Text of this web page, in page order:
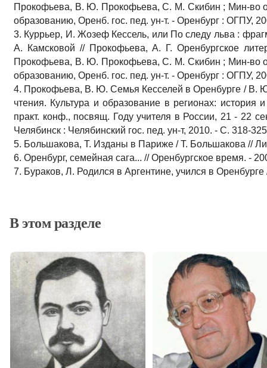
Прокофьева, В. Ю. Прокофьева, С. М. Скибин ; Мин-во
образованию, Оренб. гос. пед. ун-т. - Оренбург : ОГПУ,
3. Куррьер, И. Жозеф Кессель, или По следу льва :
А. Камсковой // Прокофьева, А. Г. Оренбургское
Прокофьева, В. Ю. Прокофьева, С. М. Скибин ; Мин-во
образованию, Оренб. гос. пед. ун-т. - Оренбург : ОГПУ,
4. Прокофьева, В. Ю. Семья Кесселей в Оренбурге / В.
чтения. Культура и образование в регионах:
практ. конф., посвящ. Году учителя в России, 21 - 22
Челябинск : Челябинский гос. пед. ун-т, 2010. - С. 318-
5. Большакова, Т. Изданы в Париже / Т. Большакова //
6. Оренбург, семейная сага... // Оренбургское время. -
7. Бураков, Л. Родился в Аргентине, учился в
В этом разделе